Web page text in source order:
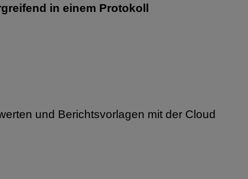
in einem Protokoll
und Berichtsvorlagen mit der Cloud